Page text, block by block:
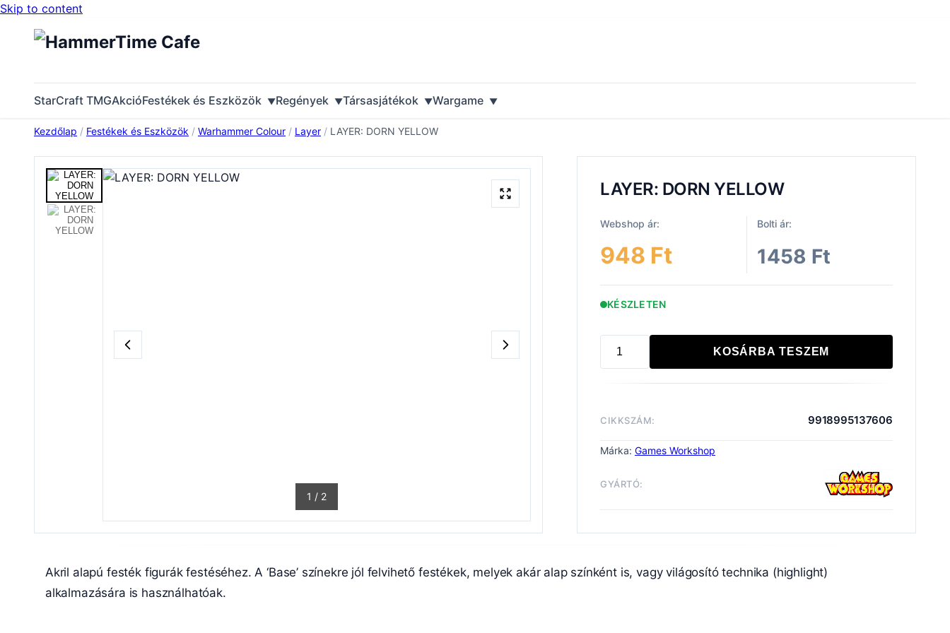
Skip to content
StarCraft TMGAkcióFestékek és Eszközök Regények Társasjátékok Wargame
Kezdőlap / Festékek és Eszközök / Warhammer Colour / Layer / LAYER: DORN YELLOW
1 / 2
LAYER: DORN YELLOW
Webshop ár: Bolti ár:
948 Ft 1458 Ft
KÉSZLETEN
LAYER:
mennyiség
KOSÁRBA TESZEM
CIKKSZÁM: 9918995137606
Márka: Games Workshop
GYÁRTÓ:
Akril alapú festék figurák festéséhez. A ‘Base’ színekre jól felvihető festékek, melyek akár alap színként is, vagy világosító technika (highlight)
alkalmazására is használhatóak.